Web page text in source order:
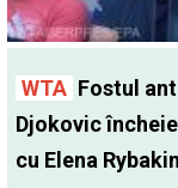
WTA Fostul
Djokovic
cu Elena